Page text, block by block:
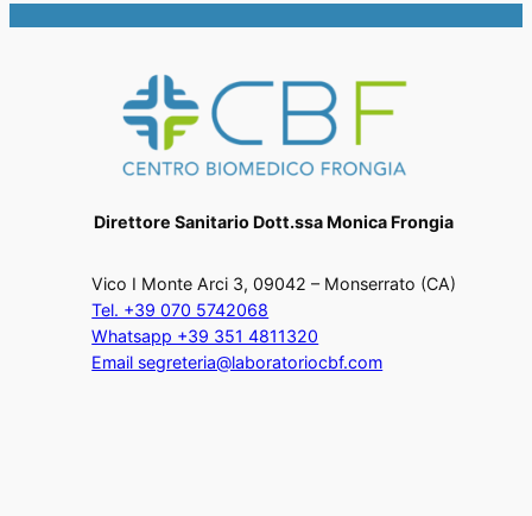
Direttore Sanitario Dott.ssa Monica Frongia
Vico I Monte Arci 3, 09042 – Monserrato (CA)
Tel. +39 070 5742068
Whatsapp +39 351 4811320
Email segreteria@laboratoriocbf.com